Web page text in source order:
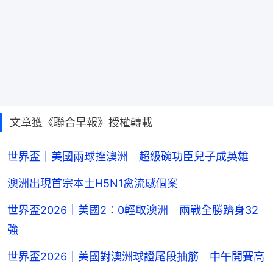
文章獲《聯合早報》授權轉載
世界盃｜美國兩球挫澳洲 超級碗功臣兒子成英雄
澳洲出現首宗本土H5N1禽流感個案
世界盃2026｜美國2：0輕取澳洲 兩戰全勝躋身32
強
世界盃2026｜美國對澳洲球證尾段抽筋 中午開賽高